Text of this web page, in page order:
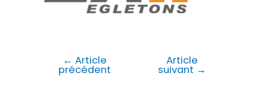
← Article
précédent
Article
suivant →